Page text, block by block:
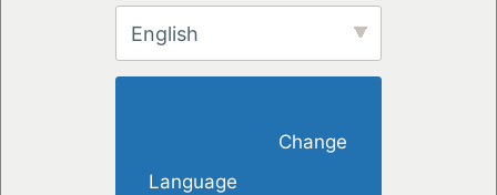
English
Language